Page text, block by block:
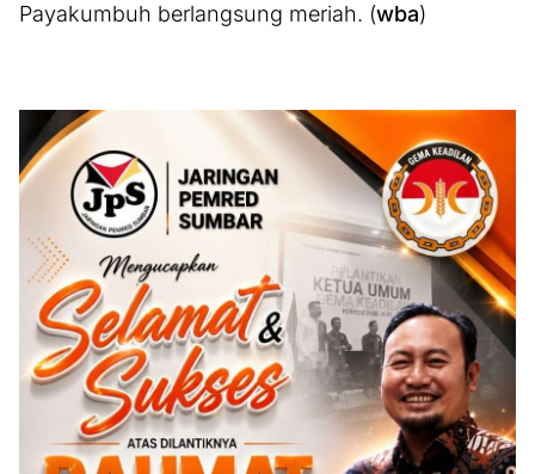
Payakumbuh berlangsung meriah. (wba)